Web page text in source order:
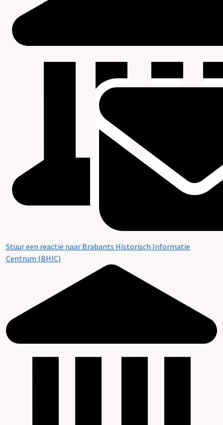
Stuur een reactie naar Brabants Historisch Informatie
Centrum (BHIC)